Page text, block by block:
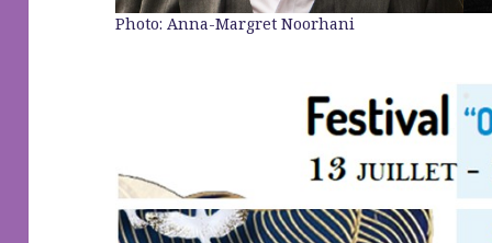
Photo: Anna-Margret Noorhani